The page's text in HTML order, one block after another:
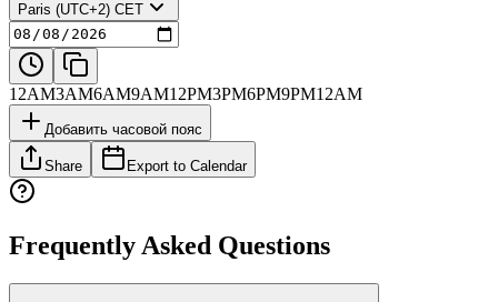
Paris (UTC+2) CET
12AM3AM6AM9AM12PM3PM6PM9PM12AM
Добавить часовой пояс
Share Export to Calendar
Frequently Asked Questions